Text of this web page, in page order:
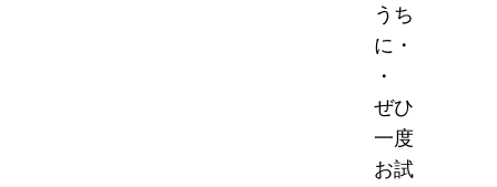
うち
に・
・
ぜひ
一度
お試